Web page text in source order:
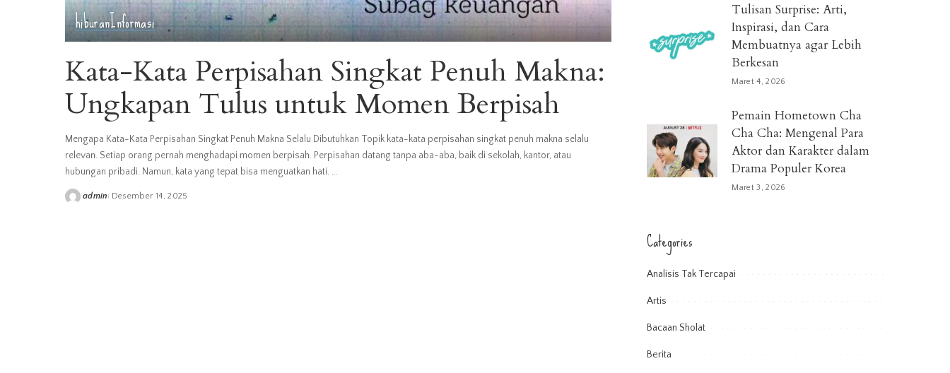
hiburanInformasi
Kata-Kata Perpisahan Singkat Penuh Makna:
Ungkapan Tulus untuk Momen Berpisah
Mengapa Kata-Kata Perpisahan Singkat Penuh Makna Selalu Dibutuhkan Topik kata-kata perpisahan singkat penuh makna selalu
relevan. Setiap orang pernah menghadapi momen berpisah. Perpisahan datang tanpa aba-aba, baik di sekolah, kantor, atau
hubungan pribadi. Namun, kata yang tepat bisa menguatkan hati. ...
Posted
admin Desember 14, 2025
Tulisan Surprise: Arti,
Inspirasi, dan Cara
Membuatnya agar Lebih
Berkesan
Maret 4, 2026
Pemain Hometown Cha
Cha Cha: Mengenal Para
Aktor dan Karakter dalam
Drama Populer Korea
Maret 3, 2026
Categories
Analisis Tak Tercapai
Artis
Bacaan Sholat
Berita